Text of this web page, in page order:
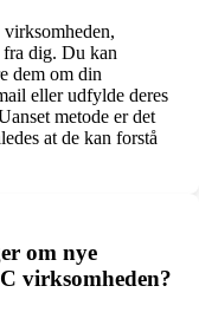
dig. Du kan
dem om din
eller udfylde deres
metode er det
at de kan forstå
om nye
virksomheden?